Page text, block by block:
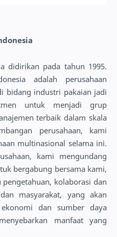
didirikan pada tahun 1995.
adalah perusahaan
bidang industri pakaian jadi
untuk menjadi grup
terbaik dalam skala
perusahaan, kami
multinasional selama ini.
kami mengundang
bergabung bersama kami,
kolaborasi dan
masyarakat, yang akan
dan sumber daya
manfaat yang